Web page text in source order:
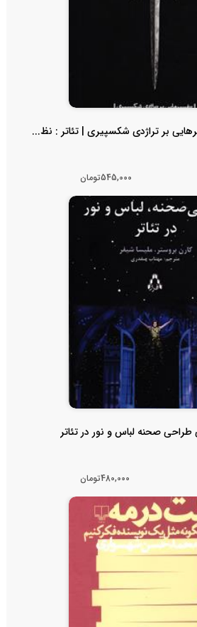
بر تراژدی شکسپیری | تئاتر : نظ...
545,000تومان
طراحی صحنه لباس و نور در تئاتر
480,000تومان